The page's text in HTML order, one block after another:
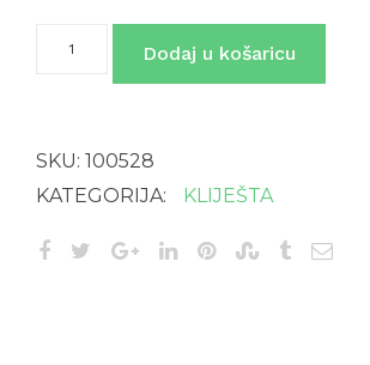
sjekaća
Dodaj u košaricu
SKU: 100528
KATEGORIJA:
KLIJEŠTA